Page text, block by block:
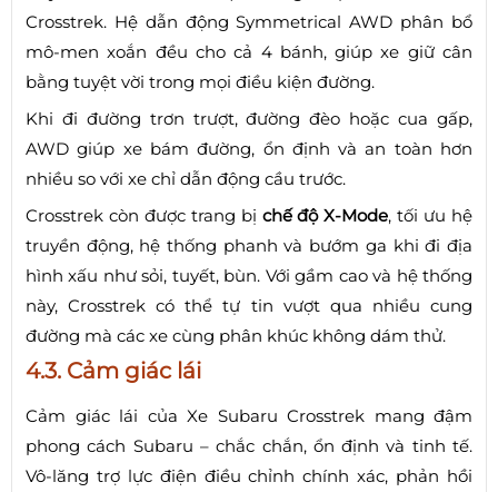
Crosstrek. Hệ dẫn động Symmetrical AWD phân bổ
mô-men xoắn đều cho cả 4 bánh, giúp xe giữ cân
bằng tuyệt vời trong mọi điều kiện đường.
Khi đi đường trơn trượt, đường đèo hoặc cua gấp,
AWD giúp xe bám đường, ổn định và an toàn hơn
nhiều so với xe chỉ dẫn động cầu trước.
Crosstrek còn được trang bị chế độ X-Mode, tối ưu hệ
truyền động, hệ thống phanh và bướm ga khi đi địa
hình xấu như sỏi, tuyết, bùn. Với gầm cao và hệ thống
này, Crosstrek có thể tự tin vượt qua nhiều cung
đường mà các xe cùng phân khúc không dám thử.
4.3. Cảm giác lái
Cảm giác lái của Xe Subaru Crosstrek mang đậm
phong cách Subaru – chắc chắn, ổn định và tinh tế.
Vô-lăng trợ lực điện điều chỉnh chính xác, phản hồi